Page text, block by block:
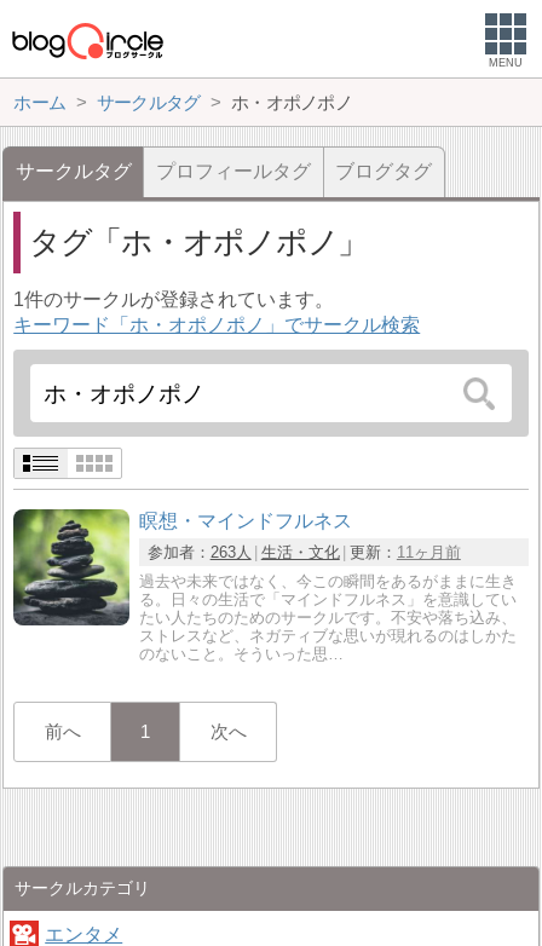
MENU
ホーム サークルタグ ホ・オポノポノ
サークルタグ プロフィールタグ ブログタグ
タグ ホ・オポノポノ
1件のサークルが登録されています。
キーワード「ホ・オポノポノ」でサークル検索
瞑想・マインドフルネス
参加者： 263人 生活・文化 更新： 11ヶ月前
過去や未来ではなく、今この瞬間をあるがままに生き
る。日々の生活で「マインドフルネス」を意識してい
たい人たちのためのサークルです。不安や落ち込み、
ストレスなど、ネガティブな思いが現れるのはしかた
のないこと。そういった思…
前へ 1 次へ
サークルカテゴリ
エンタメ